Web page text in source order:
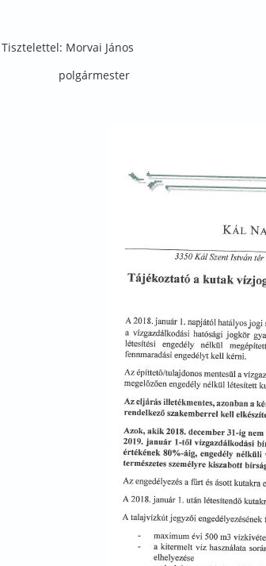
Tisztelettel: Morvai János
polgármester